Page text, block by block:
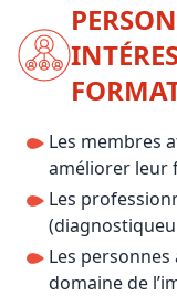
Les membres
améliorer leur
Les
Les personnes
domaine de